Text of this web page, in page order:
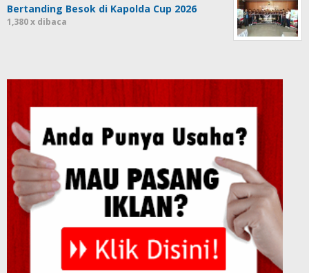
Bertanding Besok di Kapolda Cup 2026
1,380 x dibaca